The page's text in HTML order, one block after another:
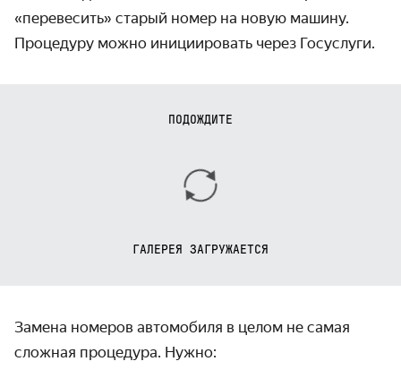
«перевесить» старый номер на новую машину.
Процедуру можно инициировать через Госуслуги.
ПОДОЖДИТЕ
ГАЛЕРЕЯ ЗАГРУЖАЕТСЯ
Замена номеров автомобиля в целом не самая
сложная процедура. Нужно: